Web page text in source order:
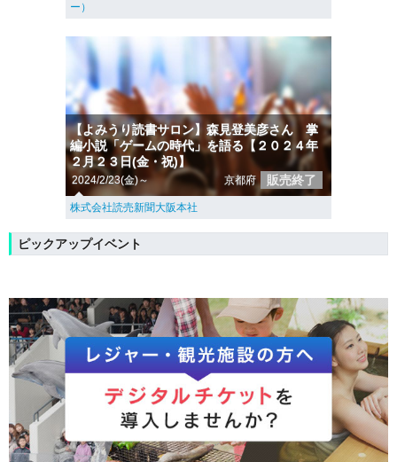
ー）
【よみうり読書サロン】森見登美彦さん 掌
編小説「ゲームの時代」を語る【２０２４年
２月２３日(金・祝)】
2024/2/23(金)～ 京都府 販売終了
株式会社読売新聞大阪本社
ピックアップイベント